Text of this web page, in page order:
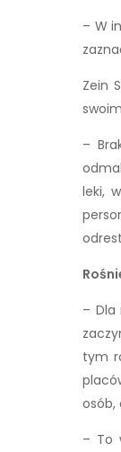
– W
Zein
–
leki,
– Dla
tym
osób,
– To